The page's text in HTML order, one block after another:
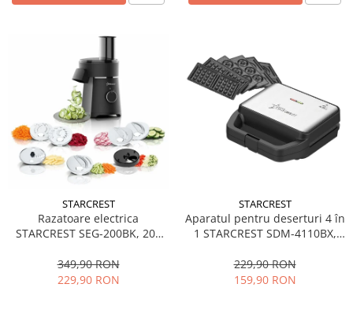
STARCREST
Razatoare electrica
STARCREST SEG-200BK, 200
349,90 RON
229,90 RON
STARCREST
Aparatul pentru deserturi 4 în
1 STARCREST SDM-4110BX,
invelis ceramic pentru vafe,
nuci, gogosi si smile
229,90 RON
159,90 RON